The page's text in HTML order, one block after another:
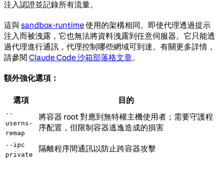
注入認證並記錄所有流量。
這與sandbox-runtime使用的架構相同。即使代理透過提示
注入而被洩露，它也無法將資料洩露到任意伺服器。它只能透
過代理進行通訊，代理控制哪些網域可到達。有關更多詳情，
請參閱 Claude Code 沙箱部落格文章。
額外強化選項：
選項 目的
--
userns-
remap
將容器 root 對應到無特權主機使用者；需要守護程
序配置，但限制容器逃逸造成的損害
--ipc
private
隔離程序間通訊以防止跨容器攻擊